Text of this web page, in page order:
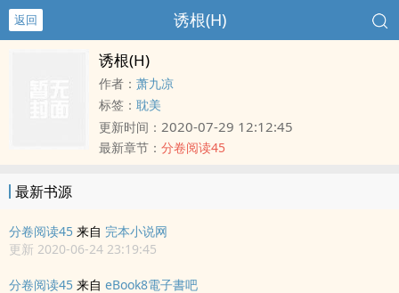
返回 诱根(H)
诱根(H)
作者： 萧九凉
标签： 耽美
更新时间： 2020-07-29 12:12:45
最新章节： 分卷阅读45
最新书源
分卷阅读45 来自 完本小说网
更新 2020-06-24 23:19:45
分卷阅读45 来自 eBook8電子書吧